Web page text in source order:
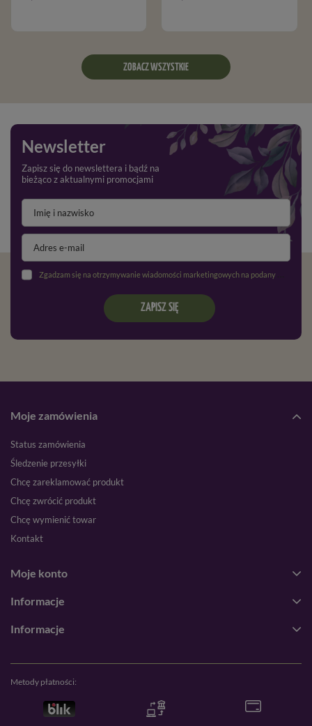
ZOBACZ WSZYSTKIE
Newsletter
Zapisz się do newslettera i bądź na
bieżąco z aktualnymi promocjami
Zgadzam się na otrzymywanie wiadomości marketingowych na podany adres e-mail oraz przetwarzanie danych osobowych zgodnie z
ZAPISZ SIĘ
Moje zamówienia
Status zamówienia
Śledzenie przesyłki
Chcę zareklamować produkt
Chcę zwrócić produkt
Chcę wymienić towar
Kontakt
Moje konto
Informacje
Informacje
Metody płatności: